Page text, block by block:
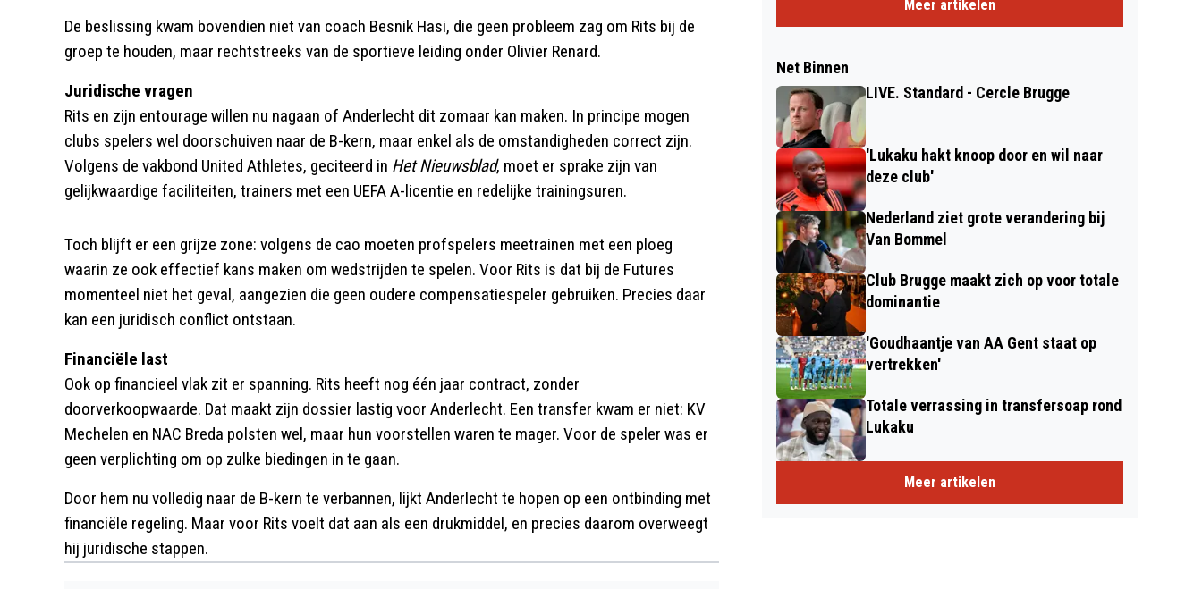
De beslissing kwam bovendien niet van coach Besnik Hasi, die geen probleem zag om Rits bij de
groep te houden, maar rechtstreeks van de sportieve leiding onder Olivier Renard.
Juridische vragen
Rits en zijn entourage willen nu nagaan of Anderlecht dit zomaar kan maken. In principe mogen
clubs spelers wel doorschuiven naar de B-kern, maar enkel als de omstandigheden correct zijn.
Volgens de vakbond United Athletes, geciteerd in Het Nieuwsblad, moet er sprake zijn van
gelijkwaardige faciliteiten, trainers met een UEFA A-licentie en redelijke trainingsuren.
Toch blijft er een grijze zone: volgens de cao moeten profspelers meetrainen met een ploeg
waarin ze ook effectief kans maken om wedstrijden te spelen. Voor Rits is dat bij de Futures
momenteel niet het geval, aangezien die geen oudere compensatiespeler gebruiken. Precies daar
kan een juridisch conflict ontstaan.
Financiële last
Ook op financieel vlak zit er spanning. Rits heeft nog één jaar contract, zonder
doorverkoopwaarde. Dat maakt zijn dossier lastig voor Anderlecht. Een transfer kwam er niet: KV
Mechelen en NAC Breda polsten wel, maar hun voorstellen waren te mager. Voor de speler was er
geen verplichting om op zulke biedingen in te gaan.
Door hem nu volledig naar de B-kern te verbannen, lijkt Anderlecht te hopen op een ontbinding met
financiële regeling. Maar voor Rits voelt dat aan als een drukmiddel, en precies daarom overweegt
hij juridische stappen.
Meer artikelen
Net Binnen
LIVE. Standard - Cercle Brugge
'Lukaku hakt knoop door en wil naar
deze club'
Nederland ziet grote verandering bij
Van Bommel
Club Brugge maakt zich op voor totale
dominantie
'Goudhaantje van AA Gent staat op
vertrekken'
Totale verrassing in transfersoap rond
Lukaku
Meer artikelen